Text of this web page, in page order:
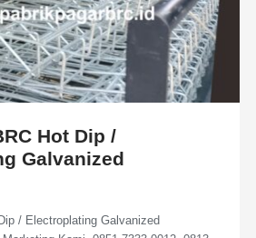
Hot Dip /
Galvanized
/ Electroplating Galvanized